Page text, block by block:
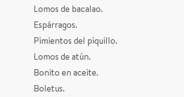
Lomos de bacalao.
Espárragos.
Pimientos del piquillo.
Lomos de atún.
Bonito en aceite.
Boletus.